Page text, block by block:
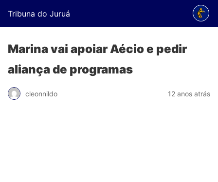
Tribuna do Juruá
Marina vai apoiar Aécio e pedir
aliança de programas
cleonnildo 12 anos atrás